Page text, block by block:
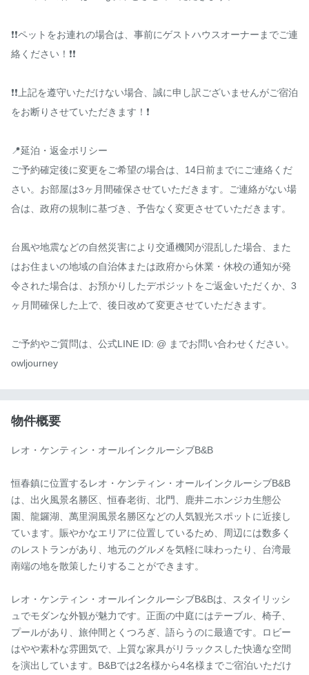
❗️❗️ペットをお連れの場合は、事前にゲストハウスオーナーまでご連
絡ください！❗️❗️
❗️❗️上記を遵守いただけない場合、誠に申し訳ございませんがご宿泊
をお断りさせていただきます！❗️
📍延泊・返金ポリシー
ご予約確定後に変更をご希望の場合は、14日前までにご連絡くだ
さい。お部屋は3ヶ月間確保させていただきます。ご連絡がない場
合は、政府の規制に基づき、予告なく変更させていただきます。
台風や地震などの自然災害により交通機関が混乱した場合、また
はお住まいの地域の自治体または政府から休業・休校の通知が発
令された場合は、お預かりしたデポジットをご返金いただくか、3
ヶ月間確保した上で、後日改めて変更させていただきます。
ご予約やご質問は、公式LINE ID: @ までお問い合わせください。
owljourney
物件概要
レオ・ケンティン・オールインクルーシブB&B
恒春鎮に位置するレオ・ケンティン・オールインクルーシブB&B
は、出火風景名勝区、恒春老街、北門、鹿井ニホンジカ生態公
園、龍鑼湖、萬里洞風景名勝区などの人気観光スポットに近接し
ています。賑やかなエリアに位置しているため、周辺には数多く
のレストランがあり、地元のグルメを気軽に味わったり、台湾最
南端の地を散策したりすることができます。
レオ・ケンティン・オールインクルーシブB&Bは、スタイリッシ
ュでモダンな外観が魅力です。正面の中庭にはテーブル、椅子、
プールがあり、旅仲間とくつろぎ、語らうのに最適です。ロビー
はやや素朴な雰囲気で、上質な家具がリラックスした快適な空間
を演出しています。B&Bでは2名様から4名様までご宿泊いただけ